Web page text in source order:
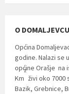
O DOMALJEVCU
Općina
godine. Nalazi se
općine Orašje na
Km
2
živi oko 7000
Bazik, Grebnice,